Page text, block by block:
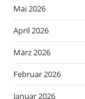
Mai 2026
April 2026
März 2026
Februar 2026
Januar 2026